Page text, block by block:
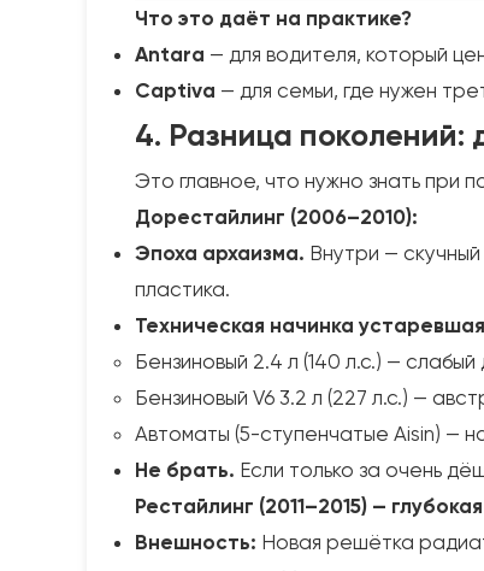
Что это даёт на практике?
Antara — для водителя, который
Captiva — для семьи, где нужен
4. Разница поколений:
Это главное, что нужно знать при
Дорестайлинг (2006–2010):
Эпоха архаизма. Внутри —
пластика.
Техническая начинка
Бензиновый 2.4 л (140 л.с.) —
Бензиновый V6 3.2 л (227 л.с.) —
Автоматы (5-ступенчатые Aisin) —
Не брать. Если только за очень
Рестайлинг (2011–2015) —
Внешность: Новая решётка